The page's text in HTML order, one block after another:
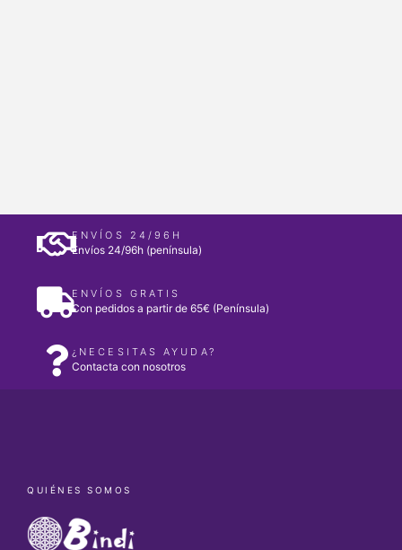
ENVÍOS 24/96H
Envíos 24/96h (península)
ENVÍOS GRATIS
Con pedidos a partir de 65€ (Península)
¿NECESITAS AYUDA?
Contacta con nosotros
QUIÉNES SOMOS